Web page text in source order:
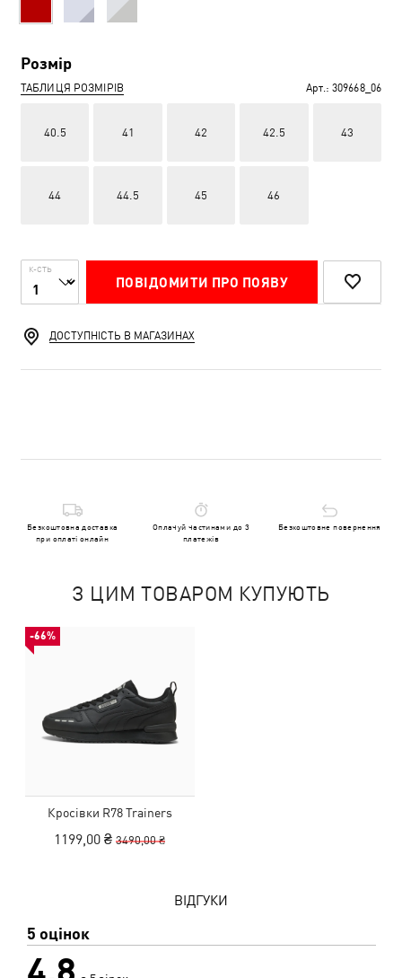
Розмір
ТАБЛИЦЯ РОЗМІРІВ Арт.: 309668_06
40.5 41 42 42.5 43
44 44.5 45 46
К-СТЬ
ПОВІДОМИТИ ПРО ПОЯВУ
ДОСТУПНІСТЬ В МАГАЗИНАХ
Безкоштовна доставка
при оплаті онлайн
Оплачуй частинами до 3
платежів
Безкоштовне повернення
З ЦИМ ТОВАРОМ КУПУЮТЬ
-66%
Кросівки R78 Trainers
1199,00 ₴3490,00 ₴
ВІДГУКИ
5 оцінок